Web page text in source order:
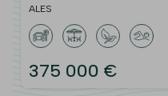
ALES
375 000 €